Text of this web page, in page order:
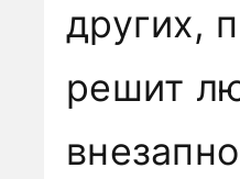
других,
решит